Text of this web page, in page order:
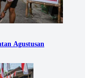
Agustusan